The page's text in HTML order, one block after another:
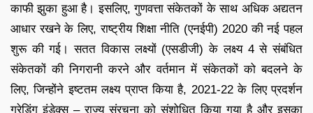
काफी झुका हुआ है। इसलिए, गुणवत्ता संकेतकों के साथ अधिक अद्यतन
आधार रखने के लिए, राष्ट्रीय शिक्षा नीति (एनईपी) 2020 की नई पहल
शुरू की गई। सतत विकास लक्ष्यों (एसडीजी) के लक्ष्य 4 से संबंधित
संकेतकों की निगरानी करने और वर्तमान में संकेतकों को बदलने के
लिए, जिन्होंने इष्टतम लक्ष्य प्राप्त किया है, 2021-22 के लिए प्रदर्शन
ग्रेडिंग इंडेक्स – राज्य संरचना को संशोधित किया गया है और इसका